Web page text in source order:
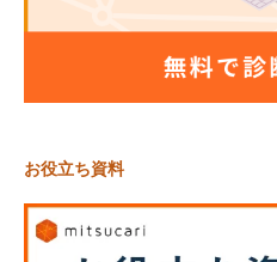
お役立ち資料